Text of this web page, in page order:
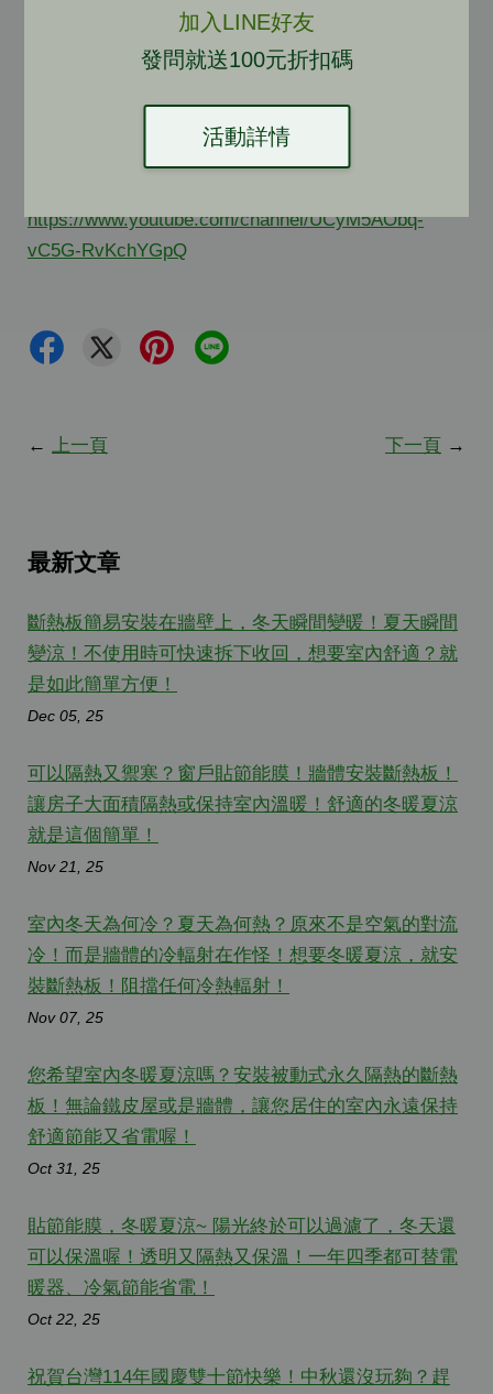
加入LINE好友
發問就送100元折扣碼
活動詳情
🔶門市地址:台南市仁德區中山路863號
🔶電話:06-2894703 傳真:06-2707739
https://www.youtube.com/channel/UCyM5AObq-
vC5G-RvKchYGpQ
← 上一頁 下一頁 →
最新文章
斷熱板簡易安裝在牆壁上，冬天瞬間變暖！夏天瞬間
變涼！不使用時可快速拆下收回，想要室內舒適？就
是如此簡單方便！
Dec 05, 25
可以隔熱又禦寒？窗戶貼節能膜！牆體安裝斷熱板！
讓房子大面積隔熱或保持室內溫暖！舒適的冬暖夏涼
就是這個簡單！
Nov 21, 25
室內冬天為何冷？夏天為何熱？原來不是空氣的對流
冷！而是牆體的冷輻射在作怪！想要冬暖夏涼，就安
裝斷熱板！阻擋任何冷熱輻射！
Nov 07, 25
您希望室內冬暖夏涼嗎？安裝被動式永久隔熱的斷熱
板！無論鐵皮屋或是牆體，讓您居住的室內永遠保持
舒適節能又省電喔！
Oct 31, 25
貼節能膜，冬暖夏涼~ 陽光終於可以過濾了，冬天還
可以保溫喔！透明又隔熱又保溫！一年四季都可替電
暖器、冷氣節能省電！
Oct 22, 25
祝賀台灣114年國慶雙十節快樂！中秋還沒玩夠？趕